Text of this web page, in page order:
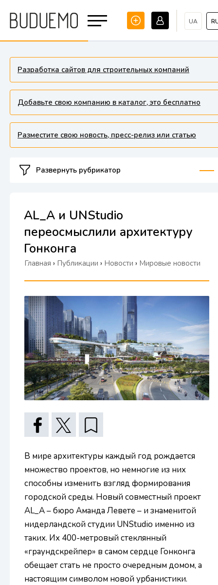
UA
Разработка сайтов для строительных компаний
Добавьте свою компанию в каталог, это бесплатно
Разместите свою новость, пресс-релиз или статью
Развернуть рубрикатор
AL_A ​​и UNStudio
переосмыслили архитектуру
Гонконга
Главная › Публикации › Новости › Мировые новости
В мире архитектуры каждый год рождается
множество проектов, но немногие из них
способны изменить взгляд формирования
городской среды. Новый совместный проект
AL_A – бюро Аманда Левете – и знаменитой
нидерландской студии UNStudio именно из
таких. Их 400-метровый стеклянный
«граундскрейпер» в самом сердце Гонконга
обещает стать не просто очередным домом, а
настоящим символом новой урбанистики.